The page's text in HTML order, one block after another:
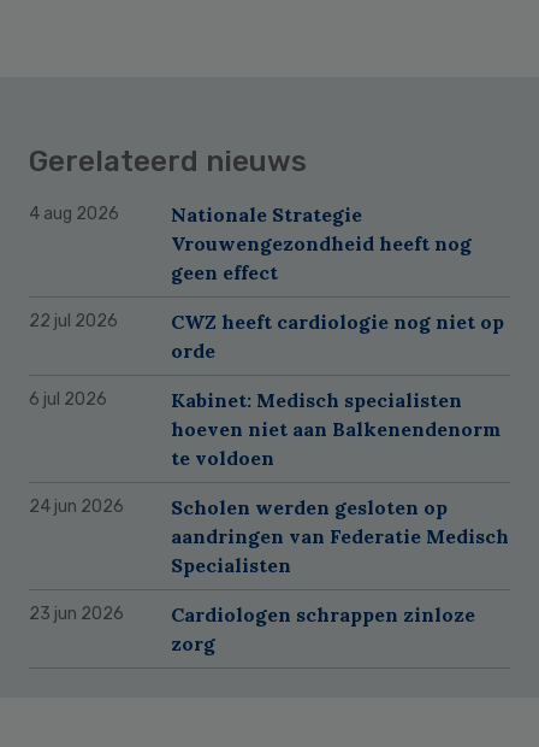
Gerelateerd nieuws
4 aug 2026
Nationale Strategie
Vrouwengezondheid heeft nog
geen effect
22 jul 2026
CWZ heeft cardiologie nog niet op
orde
6 jul 2026
Kabinet: Medisch specialisten
hoeven niet aan Balkenendenorm
te voldoen
24 jun 2026
Scholen werden gesloten op
aandringen van Federatie Medisch
Specialisten
23 jun 2026
Cardiologen schrappen zinloze
zorg